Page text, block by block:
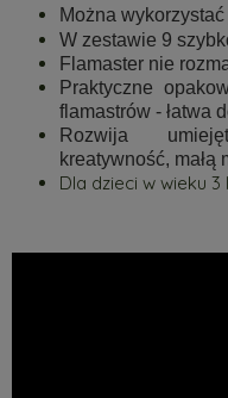
Można
W zestawie 9
Flamaster nie
Praktyczne
flamastrów - łatwa
Rozwija
kreatywność, małą
Dla dzieci w wieku 3